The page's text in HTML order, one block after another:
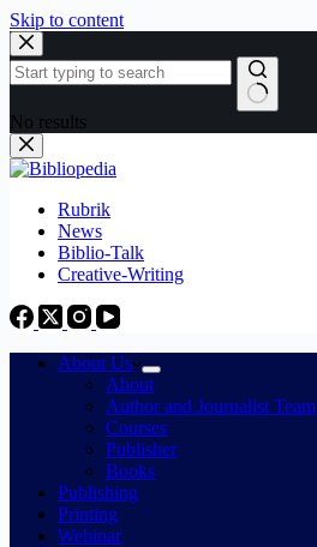
Skip to content
No results
Rubrik
News
Biblio-Talk
Creative-Writing
About Us
About
Author and Journalist Team
Courses
Publisher
Books
Publishing
Printing
Webinar